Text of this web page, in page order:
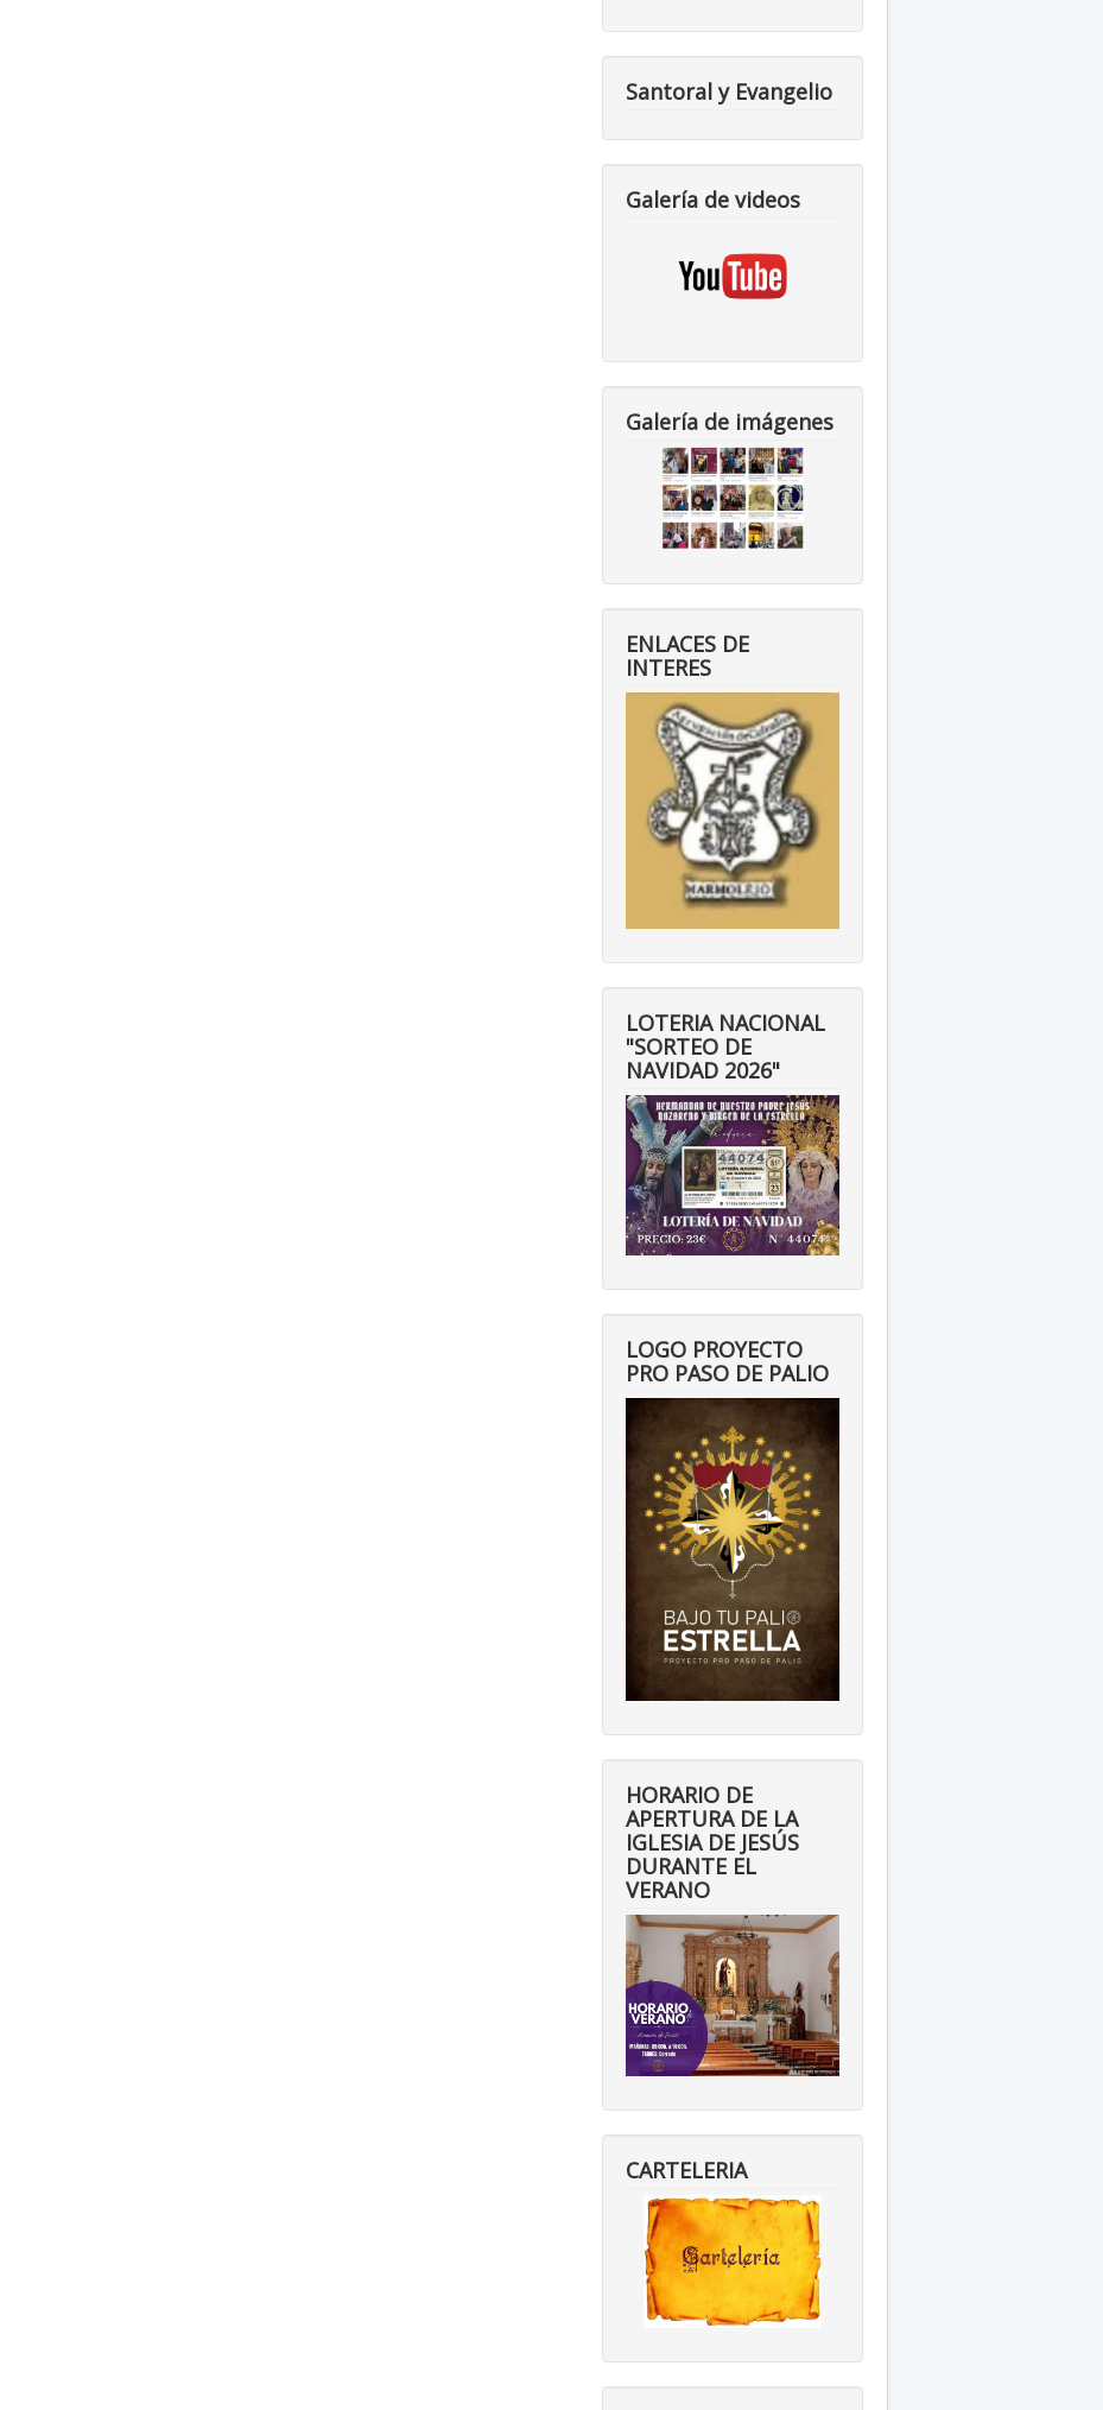
Santoral y Evangelio
Galería de videos
Galería de imágenes
ENLACES DE
INTERES
LOTERIA NACIONAL
"SORTEO DE
NAVIDAD 2026"
LOGO PROYECTO
PRO PASO DE PALIO
HORARIO DE
APERTURA DE LA
IGLESIA DE JESÚS
DURANTE EL
VERANO
CARTELERIA